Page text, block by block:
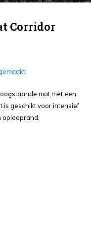
Corridor
mat met een
is geschikt voor intensief